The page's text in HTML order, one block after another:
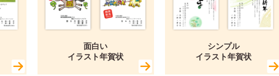
面白い
イラスト年賀状
シンプル
イラスト年賀状